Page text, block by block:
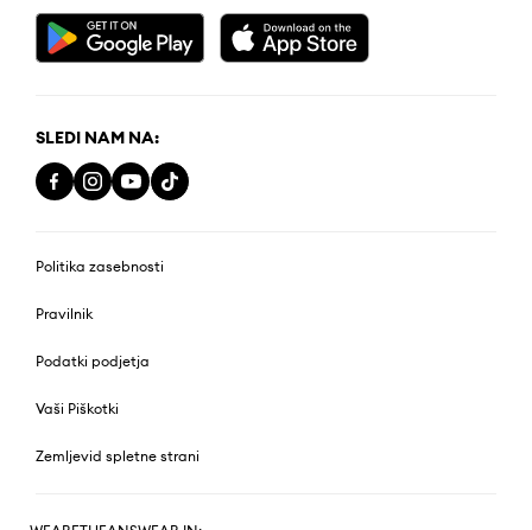
SLEDI NAM NA:
Politika zasebnosti
Pravilnik
Podatki podjetja
Vaši Piškotki
Zemljevid spletne strani